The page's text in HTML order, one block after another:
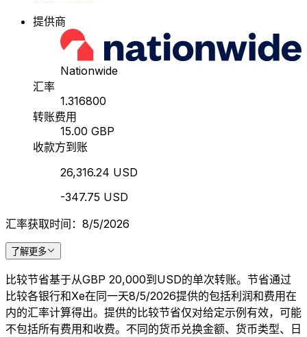
提供商
Nationwide
汇率
1.316800
转账费用
15.00 GBP
收款方到账
26,316.24 USD
-347.75 USD
汇率获取时间：8/5/2026
了解更多
比较节省基于从GBP 20,000到USD的单次转账。节省通过
比较各银行和Xe在同一天8/5/2026提供的包括利润和费用在
内的汇率计算得出。提供的比较节省仅对给定示例有效，可能
不包括所有费用和收费。不同的货币兑换金额、货币类型、日